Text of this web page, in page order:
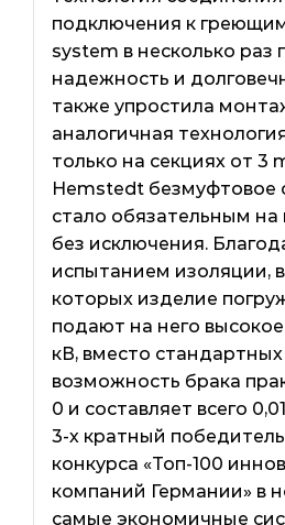
подключения к
system в несколько раз
надежность и
также упростила
аналогичная
только на секциях от 3
Hemstedt безмуфтовое
стало обязательным на
без исключения.
испытанием изоляции,
которых изделие
подают на него
кВ, вместо стандартных
возможность брака
0 и составляет всего
3-х кратный
конкурса «Топ-100
компаний Германии» в
самые экономичные